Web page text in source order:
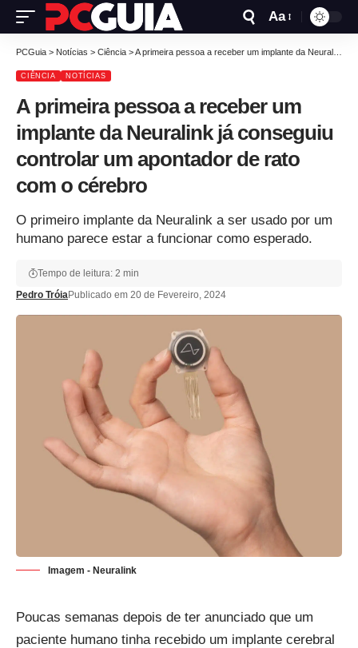
Aa
PCGuia > Notícias > Ciência >A primeira pessoa a receber um implante da Neuralink já conseguiu controlar um apontador de rato com o cérebro
CIÊNCIA NOTÍCIAS
A primeira pessoa a receber um
implante da Neuralink já conseguiu
controlar um apontador de rato
com o cérebro
O primeiro implante da Neuralink a ser usado por um
humano parece estar a funcionar como esperado.
Pedro TróiaPublicado em 20 de Fevereiro, 2024
Tempo de leitura: 2 min
Imagem - Neuralink
Poucas semanas depois de ter anunciado que um
paciente humano tinha recebido um implante cerebral